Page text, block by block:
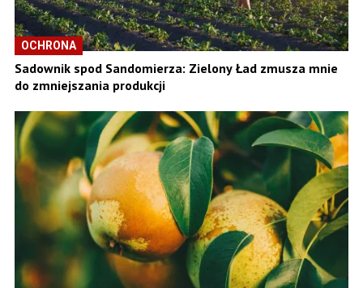
OCHRONA
Sadownik spod Sandomierza: Zielony Ład zmusza mnie
do zmniejszania produkcji